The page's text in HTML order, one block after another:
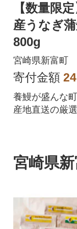
【数量限
産うなぎ
800g
宮崎県新富町
寄付金額
養鰻が盛んな
産地直送の厳
宮崎県